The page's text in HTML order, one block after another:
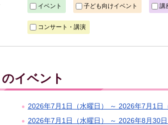
イベント 子ども向けイベント 講
コンサート・講演
イベント
2026年7月1日（水曜日） ～ 2026年7月1日
2026年7月1日（水曜日） ～ 2026年8月30